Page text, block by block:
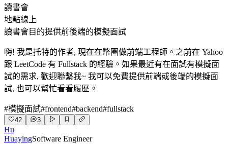
讀書會
地點線上
讀書會目的提供前後端的模擬面試
嗨! 我是托特的作者, 現在在幣圈做前端工程師。之前在 Yahoo
跟 LeetCode 有 Fullstack 的經驗。如果最近有在面試有模擬面
試的需求, 歡迎聯繫我~ 我可以免費提供前端或後端的模擬面
試, 也可以幫忙看看履歷。
#模擬面試#frontend#backend#fullstack
42 3
Hu
HuayingSoftware Engineer